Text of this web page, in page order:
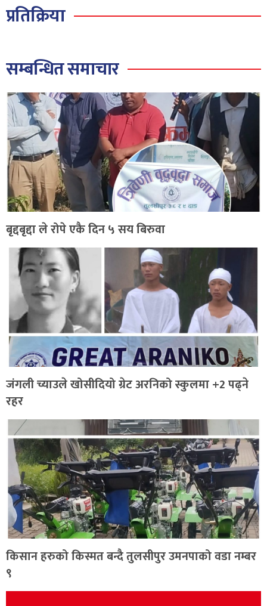
प्रतिक्रिया
सम्बन्धित समाचार
बृद्दबृद्दा ले रोपे एकै दिन ५ सय बिरुवा
जंगली च्याउले खोसीदियो ग्रेट अरनिको स्कुलमा +2 पढ्ने
रहर
किसान हरुको किस्मत बन्दै तुलसीपुर उमनपाको वडा नम्बर
९